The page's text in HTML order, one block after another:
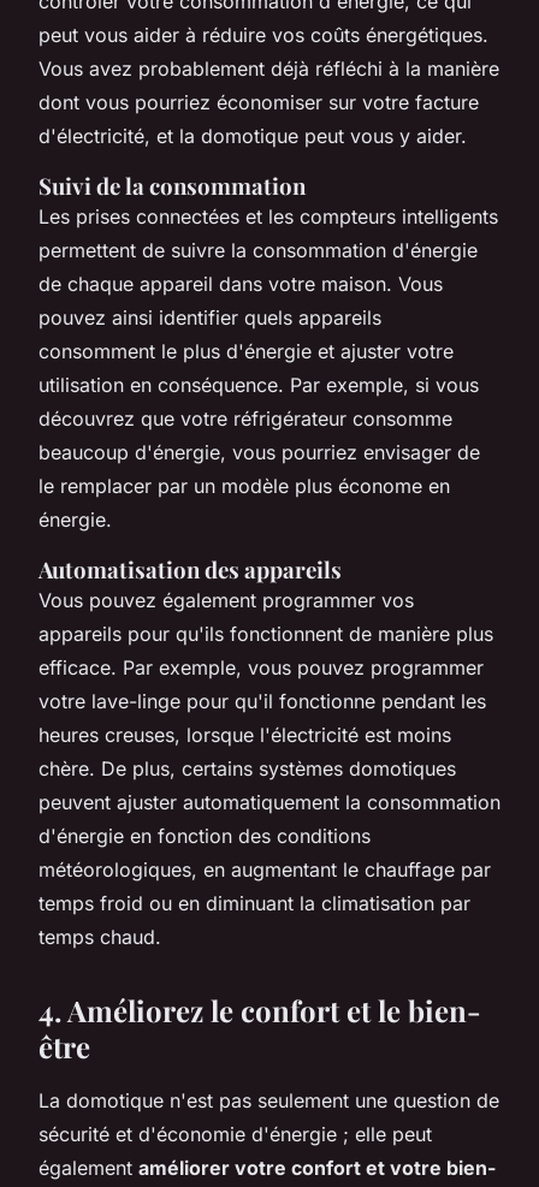
peut vous aider à réduire vos coûts énergétiques.
Vous avez probablement déjà réfléchi à la manière
dont vous pourriez économiser sur votre facture
d'électricité, et la domotique peut vous y aider.
Suivi de la consommation
Les prises connectées et les compteurs intelligents
permettent de suivre la consommation d'énergie
de chaque appareil dans votre maison. Vous
pouvez ainsi identifier quels appareils
consomment le plus d'énergie et ajuster votre
utilisation en conséquence. Par exemple, si vous
découvrez que votre réfrigérateur consomme
beaucoup d'énergie, vous pourriez envisager de
le remplacer par un modèle plus économe en
énergie.
Automatisation des appareils
Vous pouvez également programmer vos
appareils pour qu'ils fonctionnent de manière plus
efficace. Par exemple, vous pouvez programmer
votre lave-linge pour qu'il fonctionne pendant les
heures creuses, lorsque l'électricité est moins
chère. De plus, certains systèmes domotiques
peuvent ajuster automatiquement la consommation
d'énergie en fonction des conditions
météorologiques, en augmentant le chauffage par
temps froid ou en diminuant la climatisation par
temps chaud.
4. Améliorez le confort et le bien-
être
La domotique n'est pas seulement une question de
sécurité et d'économie d'énergie ; elle peut
également améliorer votre confort et votre bien-